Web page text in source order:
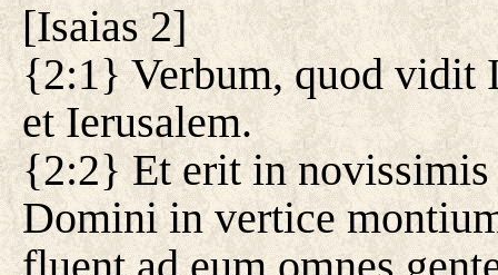
[Isaias 2]
{2:1} Verbum, quod vidit
et Ierusalem.
{2:2} Et erit in novissimis
Domini in vertice